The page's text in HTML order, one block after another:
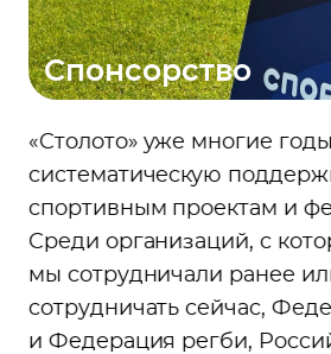
Спонсорство
«Столото» уже многие
систематическую
спортивным проектам и
Среди организаций, с
мы сотрудничали ранее
сотрудничать сейчас,
и Федерация регби,